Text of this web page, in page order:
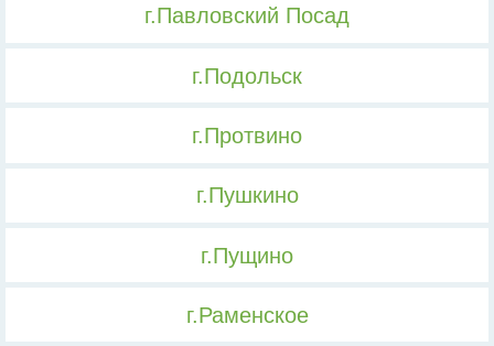
г.Павловский Посад
г.Подольск
г.Протвино
г.Пушкино
г.Пущино
г.Раменское